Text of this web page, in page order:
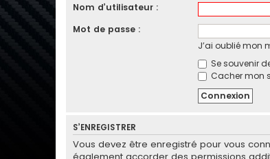
Nom d’utilisateur :
Mot de passe :
J’ai oublié mon
Se souvenir
Cacher mon
S’ENREGISTRER
Vous devez être enregistré pour vous